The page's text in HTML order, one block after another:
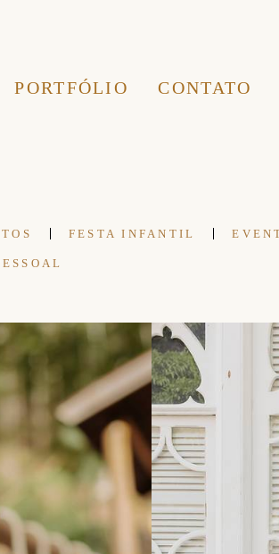
PORTFÓLIO CONTATO
FESTA INFANTIL